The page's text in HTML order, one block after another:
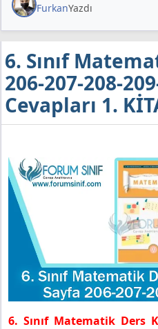
FurkanYazdı
6. Sınıf
206-207-208-
Cevapları 1.
6. Sınıf Matematik Ders